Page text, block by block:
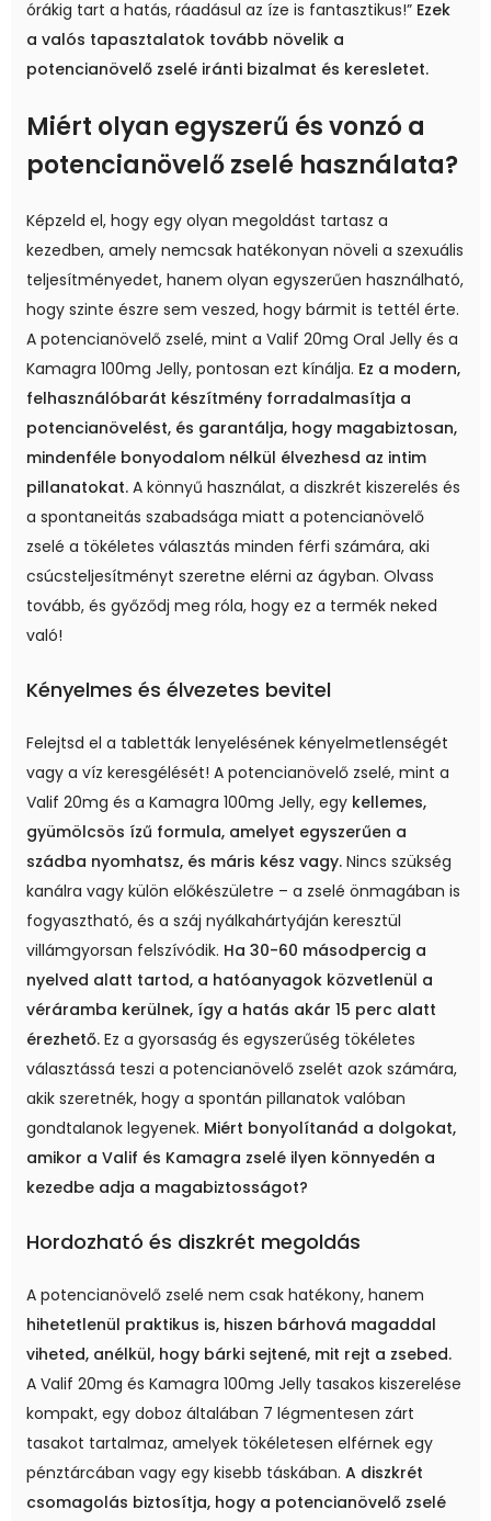
órákig tart a hatás, ráadásul az íze is fantasztikus!” Ezek
a valós tapasztalatok tovább növelik a
potencianövelő zselé iránti bizalmat és keresletet.
Miért olyan egyszerű és vonzó a
potencianövelő zselé használata?
Képzeld el, hogy egy olyan megoldást tartasz a
kezedben, amely nemcsak hatékonyan növeli a szexuális
teljesítményedet, hanem olyan egyszerűen használható,
hogy szinte észre sem veszed, hogy bármit is tettél érte.
A potencianövelő zselé, mint a Valif 20mg Oral Jelly és a
Kamagra 100mg Jelly, pontosan ezt kínálja. Ez a modern,
felhasználóbarát készítmény forradalmasítja a
potencianövelést, és garantálja, hogy magabiztosan,
mindenféle bonyodalom nélkül élvezhesd az intim
pillanatokat. A könnyű használat, a diszkrét kiszerelés és
a spontaneitás szabadsága miatt a potencianövelő
zselé a tökéletes választás minden férfi számára, aki
csúcsteljesítményt szeretne elérni az ágyban. Olvass
tovább, és győződj meg róla, hogy ez a termék neked
való!
Kényelmes és élvezetes bevitel
Felejtsd el a tabletták lenyelésének kényelmetlenségét
vagy a víz keresgélését! A potencianövelő zselé, mint a
Valif 20mg és a Kamagra 100mg Jelly, egy kellemes,
gyümölcsös ízű formula, amelyet egyszerűen a
szádba nyomhatsz, és máris kész vagy. Nincs szükség
kanálra vagy külön előkészületre – a zselé önmagában is
fogyasztható, és a száj nyálkahártyáján keresztül
villámgyorsan felszívódik. Ha 30-60 másodpercig a
nyelved alatt tartod, a hatóanyagok közvetlenül a
véráramba kerülnek, így a hatás akár 15 perc alatt
érezhető. Ez a gyorsaság és egyszerűség tökéletes
választássá teszi a potencianövelő zselét azok számára,
akik szeretnék, hogy a spontán pillanatok valóban
gondtalanok legyenek. Miért bonyolítanád a dolgokat,
amikor a Valif és Kamagra zselé ilyen könnyedén a
kezedbe adja a magabiztosságot?
Hordozható és diszkrét megoldás
A potencianövelő zselé nem csak hatékony, hanem
hihetetlenül praktikus is, hiszen bárhová magaddal
viheted, anélkül, hogy bárki sejtené, mit rejt a zsebed.
A Valif 20mg és Kamagra 100mg Jelly tasakos kiszerelése
kompakt, egy doboz általában 7 légmentesen zárt
tasakot tartalmaz, amelyek tökéletesen elférnek egy
pénztárcában vagy egy kisebb táskában. A diszkrét
csomagolás biztosítja, hogy a potencianövelő zselé